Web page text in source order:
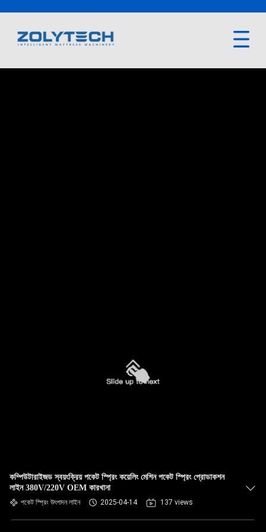
কম্পিউটারাইজড স্বয়ংক্রিয় পকেট স্প্রিং কয়েলিং মেশিন পকেট স্প্রিং প্রোডাকশন
লাইন 380V/220V OEM কারখানা
পকেট স্প্রিং উৎপাদন লাইন 2025-04-14 137 views